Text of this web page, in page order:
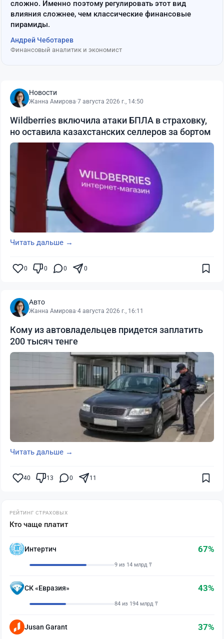
сложно. Именно поэтому регулировать этот вид
влияния сложнее, чем классические финансовые
пирамиды.
Андрей Чеботарев
Финансовый аналитик и экономист
Новости
Жанна Амирова·7 августа 2026 г., 14:50
Wildberries включила атаки БПЛА в страховку,
но оставила казахстанских селлеров за бортом
Читать дальше →
0 0 0 0
Авто
Жанна Амирова·4 августа 2026 г., 16:11
Кому из автовладельцев придется заплатить
200 тысяч тенге
Читать дальше →
40 13 0 11
РЕЙТИНГ СТРАХОВЫХ
Кто чаще платит
Интертич 67%
9 из 14 млрд ₸
СК «Евразия» 43%
84 из 194 млрд ₸
Jusan Garant 37%